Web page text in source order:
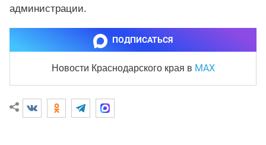
администрации.
ПОДПИСАТЬСЯ
Новости Краснодарского края в MAX